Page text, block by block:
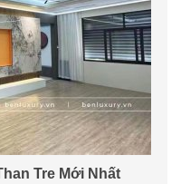
Tre Mới Nhất